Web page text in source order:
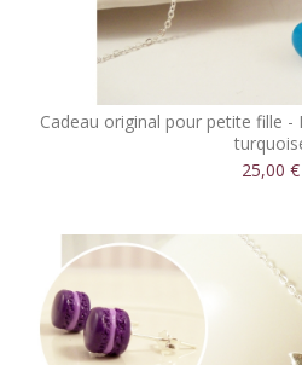
Cadeau original pour petite fille
25,00 €